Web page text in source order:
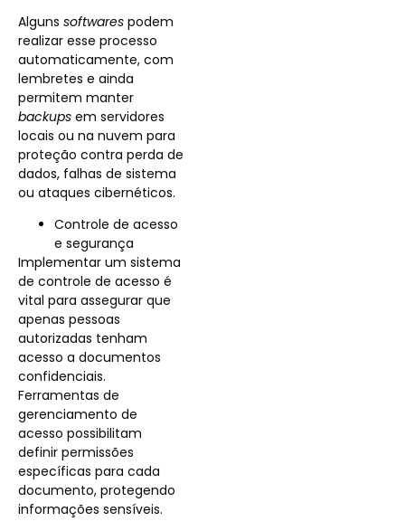
Alguns softwares podem
realizar esse processo
automaticamente, com
lembretes e ainda
permitem manter
backups em servidores
locais ou na nuvem para
proteção contra perda de
dados, falhas de sistema
ou ataques cibernéticos.
Controle de acesso
e segurança
Implementar um sistema
de controle de acesso é
vital para assegurar que
apenas pessoas
autorizadas tenham
acesso a documentos
confidenciais.
Ferramentas de
gerenciamento de
acesso possibilitam
definir permissões
específicas para cada
documento, protegendo
informações sensíveis.